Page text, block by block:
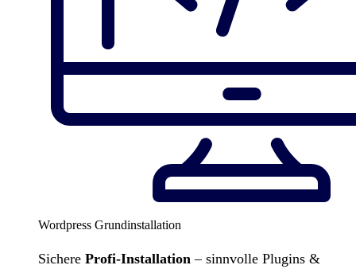
Wordpress Grundinstallation
Sichere Profi-Installation – sinnvolle Plugins &